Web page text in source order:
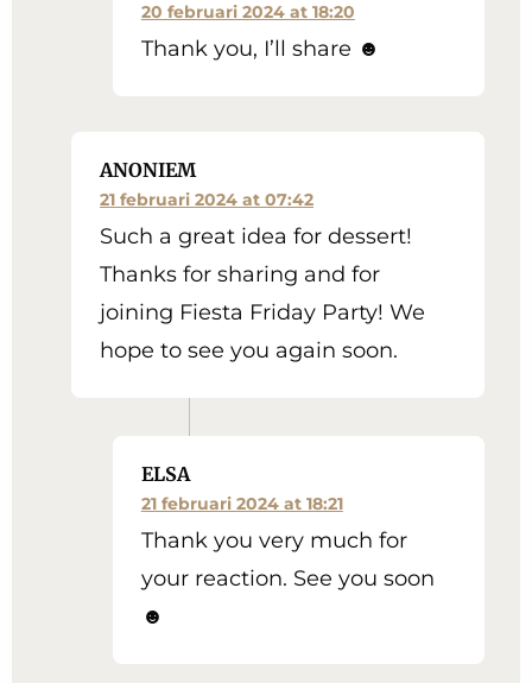
20 februari 2024 at 18:20
Thank you, I’ll share ☻
ANONIEM
21 februari 2024 at 07:42
Such a great idea for dessert!
Thanks for sharing and for
joining Fiesta Friday Party! We
hope to see you again soon.
ELSA
21 februari 2024 at 18:21
Thank you very much for
your reaction. See you soon
☻